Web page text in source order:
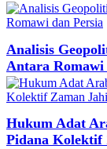
Analisis
Antara Romawi
Hukum Adat
Pidana Kolektif